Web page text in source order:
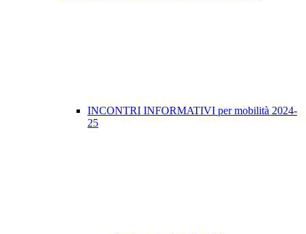
INCONTRI INFORMATIVI per mobilità 2024-
25